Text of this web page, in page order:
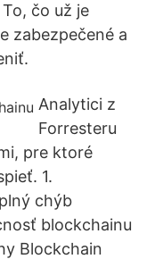
čo už je
zabezpečené a
Analytici z
Forresteru
pre ktoré
1.
chýb
blockchainu
Blockchain